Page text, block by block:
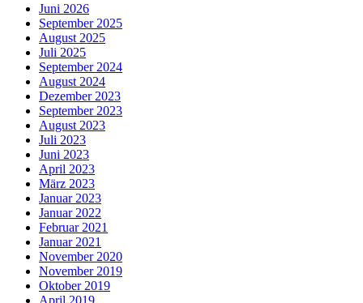
Juni 2026
September 2025
August 2025
Juli 2025
September 2024
August 2024
Dezember 2023
September 2023
August 2023
Juli 2023
Juni 2023
April 2023
März 2023
Januar 2023
Januar 2022
Februar 2021
Januar 2021
November 2020
November 2019
Oktober 2019
April 2019